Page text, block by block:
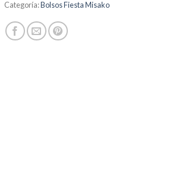
Categoría:Bolsos Fiesta Misako